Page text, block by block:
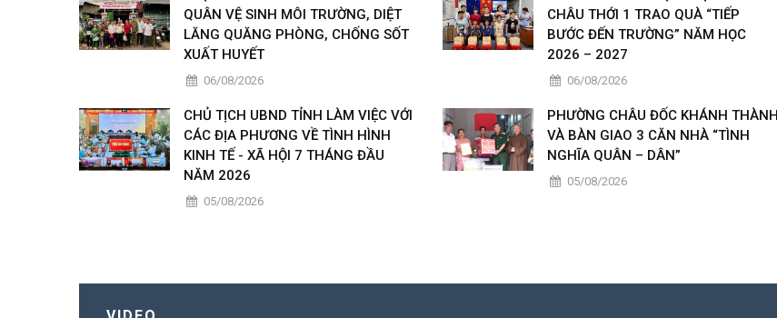
sen trên đ
QUÂN VỆ SINH MÔI TRƯỜNG, DIỆT
LĂNG QUĂNG PHÒNG, CHỐNG SỐT
XUẤT HUYẾT
06/08/2026
CHÂU THỚI 1 TRAO QUÀ “TIẾP
BƯỚC ĐẾN TRƯỜNG” NĂM HỌC
2026 – 2027
06/08/2026
CHỦ TỊCH UBND TỈNH LÀM VIỆC VỚI
CÁC ĐỊA PHƯƠNG VỀ TÌNH HÌNH
KINH TẾ - XÃ HỘI 7 THÁNG ĐẦU
NĂM 2026
05/08/2026
PHƯỜNG CHÂU ĐỐC KHÁNH THÀNH
VÀ BÀN GIAO 3 CĂN NHÀ “TÌNH
NGHĨA QUÂN – DÂN”
05/08/2026